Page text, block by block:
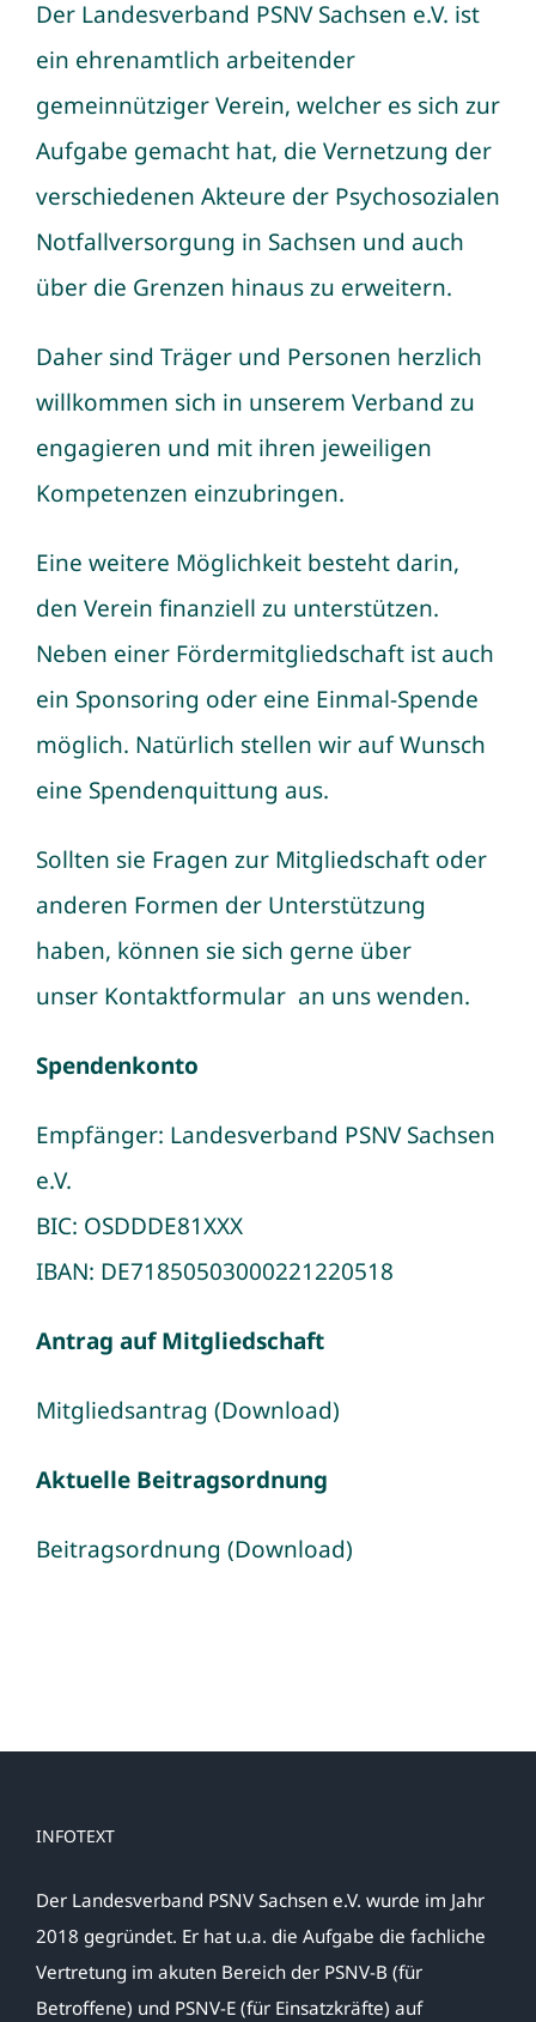
Der Landesverband PSNV Sachsen e.V. ist
ein ehrenamtlich arbeitender
gemeinnütziger Verein, welcher es sich zur
Aufgabe gemacht hat, die Vernetzung der
verschiedenen Akteure der Psychosozialen
Notfallversorgung in Sachsen und auch
über die Grenzen hinaus zu erweitern.
Daher sind Träger und Personen herzlich
willkommen sich in unserem Verband zu
engagieren und mit ihren jeweiligen
Kompetenzen einzubringen.
Eine weitere Möglichkeit besteht darin,
den Verein finanziell zu unterstützen.
Neben einer Fördermitgliedschaft ist auch
ein Sponsoring oder eine Einmal-Spende
möglich. Natürlich stellen wir auf Wunsch
eine Spendenquittung aus.
Sollten sie Fragen zur Mitgliedschaft oder
anderen Formen der Unterstützung
haben, können sie sich gerne über
unser Kontaktformularan uns wenden.
Spendenkonto
Empfänger: Landesverband PSNV Sachsen
e.V.
BIC: OSDDDE81XXX
IBAN: DE71850503000221220518
Antrag auf Mitgliedschaft
Mitgliedsantrag (Download)
Aktuelle Beitragsordnung
Beitragsordnung (Download)
INFOTEXT
Der Landesverband PSNV Sachsen e.V. wurde im Jahr
2018 gegründet. Er hat u.a. die Aufgabe die fachliche
Vertretung im akuten Bereich der PSNV-B (für
Betroffene) und PSNV-E (für Einsatzkräfte) auf